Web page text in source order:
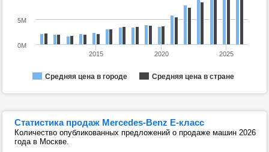
Средняя цена в городе Средняя цена в стране
2015 2020 2025
0M
5M
Статистика продаж Mercedes-Benz E-класс
Количество опубликованных предложений о продаже машин 2026
года в Москве.